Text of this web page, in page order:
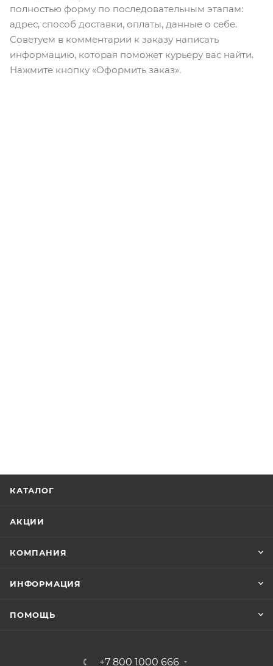
полностью форму по последовательным этапам:
адрес, способ доставки, оплаты, данные о себе.
Советуем в комментарии к заказу написать
информацию, которая поможет курьеру вас найти.
Нажмите кнопку «Оформить заказ».
КАТАЛОГ
АКЦИИ
КОМПАНИЯ
ИНФОРМАЦИЯ
ПОМОЩЬ
+7 800 1000 666